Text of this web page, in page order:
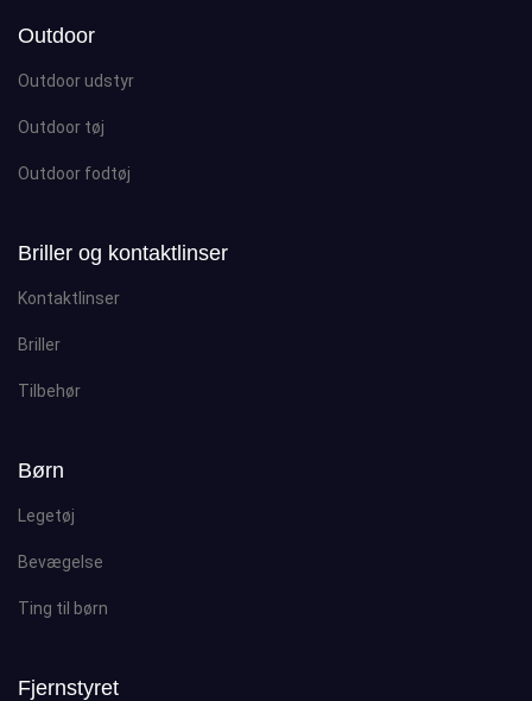
Outdoor
Outdoor udstyr
Outdoor tøj
Outdoor fodtøj
Briller og kontaktlinser
Kontaktlinser
Briller
Tilbehør
Børn
Legetøj
Bevægelse
Ting til børn
Fjernstyret